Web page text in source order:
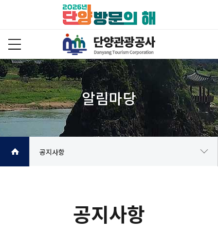
공지사항
공지사항